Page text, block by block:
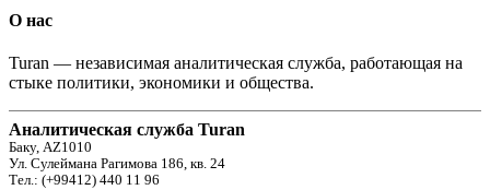
О нас
Turan — независимая аналитическая служба, работающая на
стыке политики, экономики и общества.
Аналитическая служба Turan
Баку, AZ1010
Ул. Сулеймана Рагимова 186, кв. 24
Тел.: (+99412) 440 11 96